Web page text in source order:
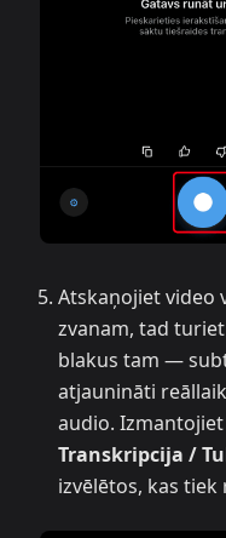
Atskaņojiet video
zvanam, tad
blakus tam —
atjaunināti
audio.
Transkripcija /
izvēlētos, kas tiek